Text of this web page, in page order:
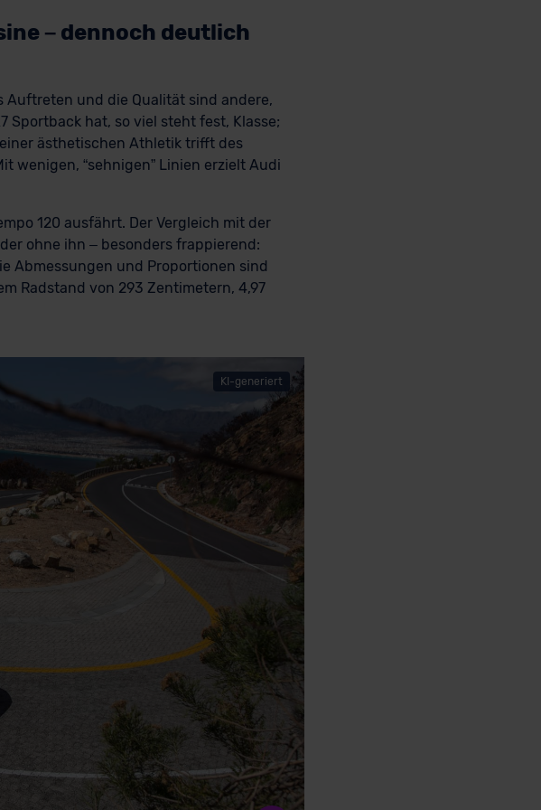
– dennoch deutlich
Auftreten und die Qualität sind andere,
hat, so viel steht fest, Klasse;
ästhetischen Athletik trifft des
wenigen, “sehnigen” Linien erzielt Audi
120 ausfährt. Der Vergleich mit der
ohne ihn – besonders frappierend:
Abmessungen und Proportionen sind
Radstand von 293 Zentimetern, 4,97
KI-generiert